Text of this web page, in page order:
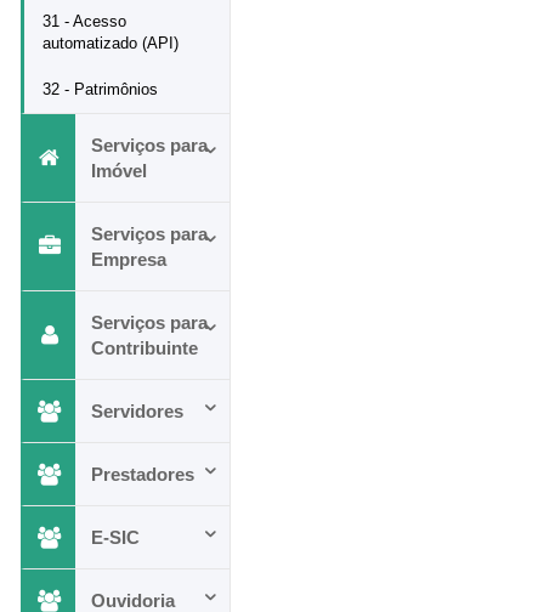
31 - Acesso
automatizado (API)
32 - Patrimônios
Serviços para
Imóvel
Serviços para
Empresa
Serviços para
Contribuinte
Servidores
Prestadores
E-SIC
Ouvidoria